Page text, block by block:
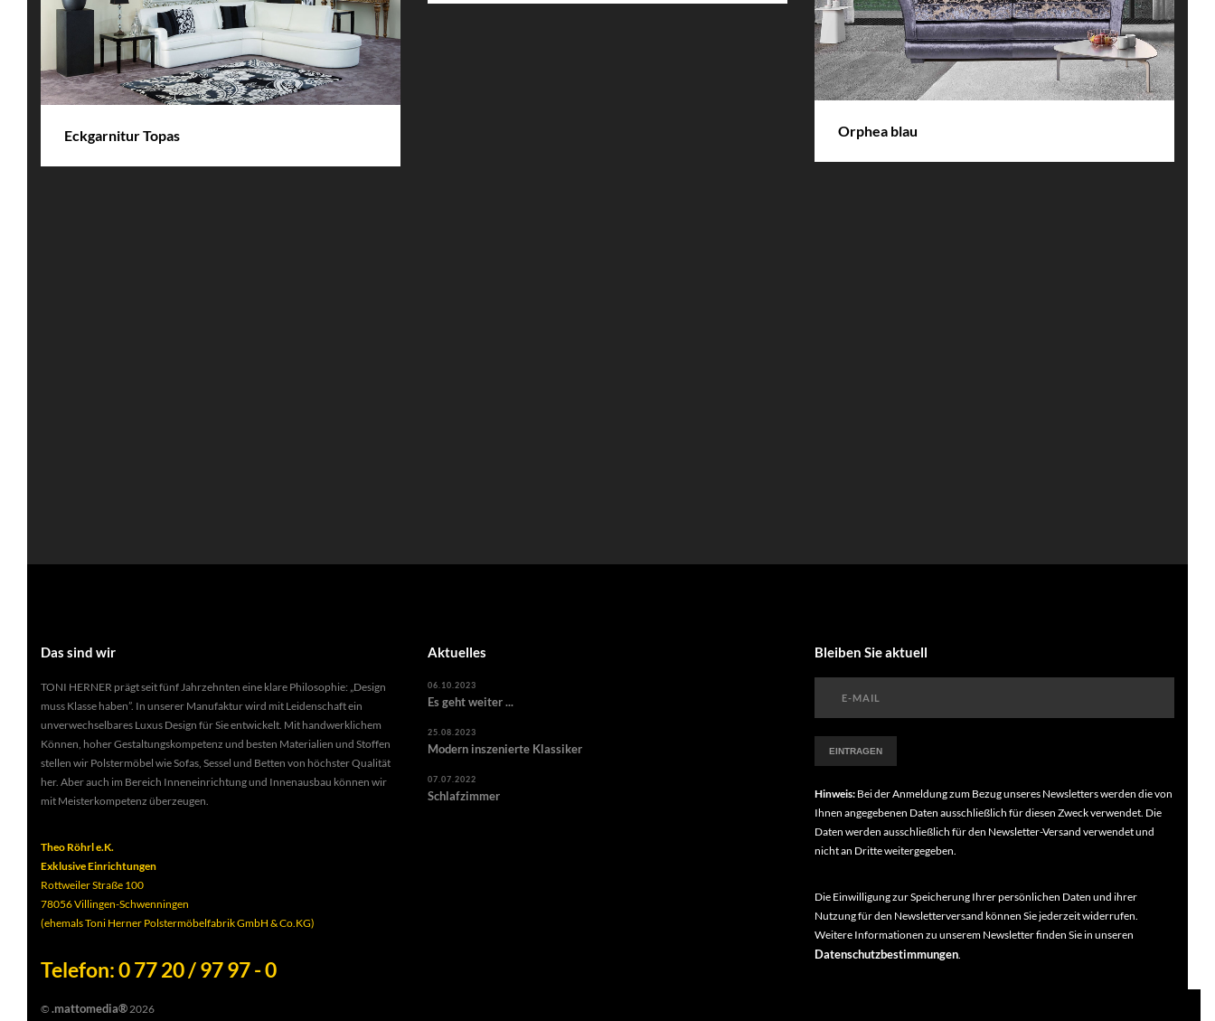
Eckgarnitur Topas Orphea blau
Das sind wir
TONI HERNER prägt seit fünf Jahrzehnten eine klare Philosophie: „Design
muss Klasse haben”. In unserer Manufaktur wird mit Leidenschaft ein
unverwechselbares Luxus Design für Sie entwickelt. Mit handwerklichem
Können, hoher Gestaltungskompetenz und besten Materialien und Stoffen
stellen wir Polstermöbel wie Sofas, Sessel und Betten von höchster Qualität
her. Aber auch im Bereich Inneneinrichtung und Innenausbau können wir
mit Meisterkompetenz überzeugen.
Theo Röhrl e.K.
Exklusive Einrichtungen
Rottweiler Straße 100
78056 Villingen-Schwenningen
(ehemals Toni Herner Polstermöbelfabrik GmbH & Co.KG)
Telefon: 0 77 20 / 97 97 - 0
© .mattomedia®2026
Aktuelles
06.10.2023
Es geht weiter ...
25.08.2023
Modern inszenierte Klassiker
07.07.2022
Schlafzimmer
Bleiben Sie aktuell
Hinweis:Bei der Anmeldung zum Bezug unseres Newsletters werden die von
Ihnen angegebenen Daten ausschließlich für diesen Zweck verwendet. Die
Daten werden ausschließlich für den Newsletter-Versand verwendet und
nicht an Dritte weitergegeben.
Die Einwilligung zur Speicherung Ihrer persönlichen Daten und ihrer
Nutzung für den Newsletterversand können Sie jederzeit widerrufen.
Weitere Informationen zu unserem Newsletter finden Sie in unseren
Datenschutzbestimmungen.